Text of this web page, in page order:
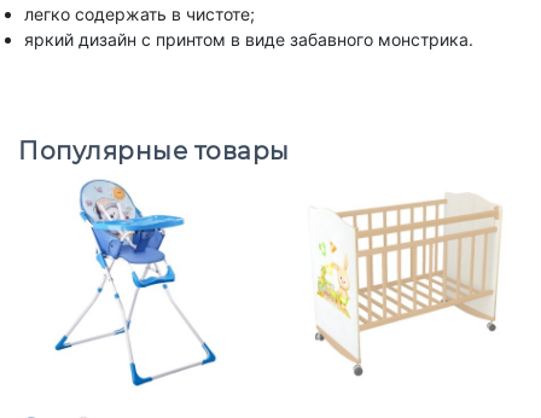
легко содержать в чистоте;
яркий дизайн с принтом в виде забавного монстрика.
Популярные товары